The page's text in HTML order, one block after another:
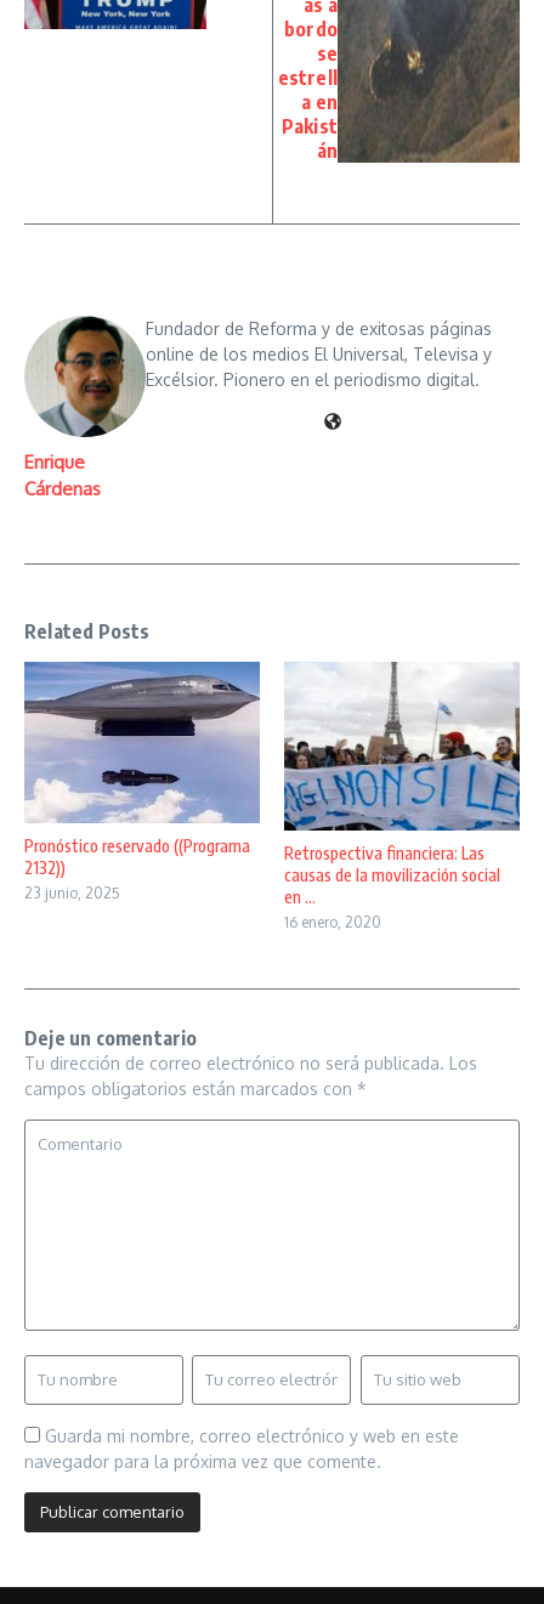
as a
bordo
se
estrell
a en
Pakist
án
Enrique
Cárdenas
Fundador de Reforma y de exitosas páginas
online de los medios El Universal, Televisa y
Excélsior. Pionero en el periodismo digital.
Related Posts
Pronóstico reservado ((Programa
2132))
23 junio, 2025
Retrospectiva financiera: Las
causas de la movilización social
en ...
16 enero, 2020
Deje un comentario
Tu dirección de correo electrónico no será publicada. Los
campos obligatorios están marcados con *
Guarda mi nombre, correo electrónico y web en este
navegador para la próxima vez que comente.